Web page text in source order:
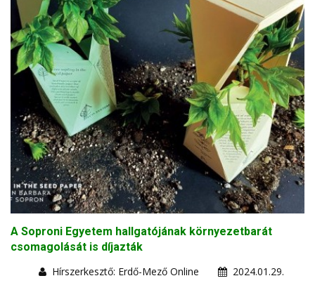
A Soproni Egyetem hallgatójának környezetbarát
csomagolását is díjazták
Hírszerkesztő: Erdő-Mező Online
2024.01.29.